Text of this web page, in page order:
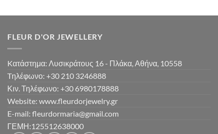
FLEUR D'OR JEWELLERY
Kατάστημα: Λυσικράτους 16 - Πλάκα, Αθήνα, 10558
Tηλέφωνο: +30 210 3246888
Κιν. Τηλέφωνο: +30 6980178888
Website: www.fleurdorjewelry.gr
E-mail: fleurdormaria@gmail.com
ΓΕΜΗ:125512638000